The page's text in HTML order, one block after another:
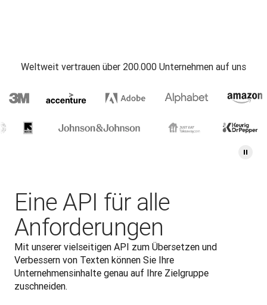
Weltweit vertrauen über 200.000 Unternehmen auf uns
Eine API für alle
Anforderungen
Mit unserer vielseitigen API zum Übersetzen und
Verbessern von Texten können Sie Ihre
Unternehmensinhalte genau auf Ihre Zielgruppe
zuschneiden.